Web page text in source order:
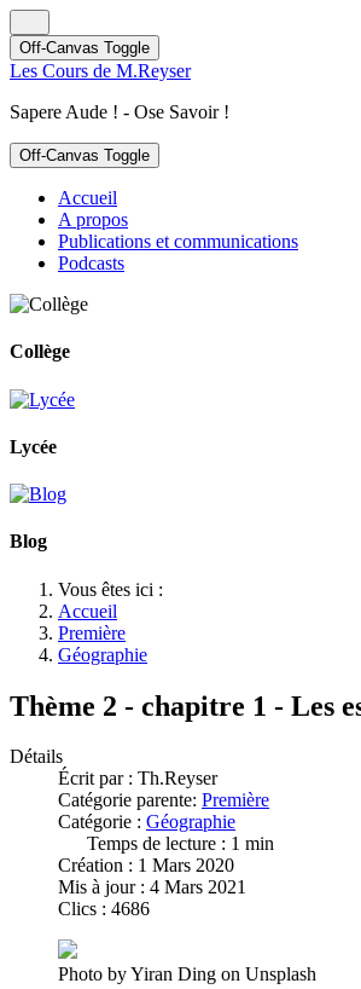
Off-Canvas Toggle
Les Cours de M.Reyser
Sapere Aude ! - Ose Savoir !
Off-Canvas Toggle
Accueil
A propos
Publications et communications
Podcasts
Collège
Lycée
Blog
Vous êtes ici :
Accueil
Première
Géographie
Thème 2 - chapitre 1 - Les
Détails
Écrit par : Th.Reyser
Catégorie parente: Première
Catégorie : Géographie
Temps de lecture : 1 min
Création : 1 Mars 2020
Mis à jour : 4 Mars 2021
Clics : 4686
Photo by Yiran Ding on Unsplash